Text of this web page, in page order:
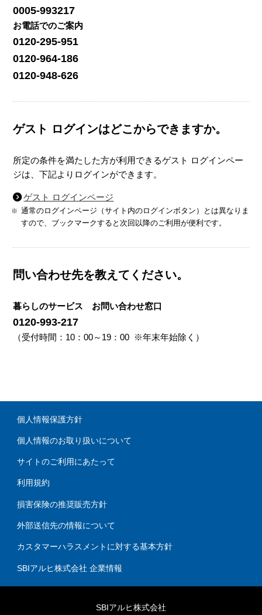
0005-993217
お電話でのご案内
0120-295-951
0120-964-186
0120-948-626
ゲスト ログインはどこからできますか。
所定の条件を満たした方が利用できるゲスト ログインペー
ジは、下記よりログインができます。
ゲスト ログインページ
通常のログインページ（サイト内のログインボタン）とは異なりま
すので、ブックマークすると次回以降のご利用が便利です。
問い合わせ先を教えてください。
暮らしのサービス お問い合わせ窓口
0120-993-217
（受付時間：10：00～19：00 ※年末年始除く）
個人情報保護方針
個人情報のお取り扱いについて
サイトのご利用にあたって
利用規約
損害保険の推奨販売方針
外部送信先の情報について
カスタマーハラスメントに対する基本方針
SBIアルヒ株式会社 企業情報
SBIアルヒ株式会社